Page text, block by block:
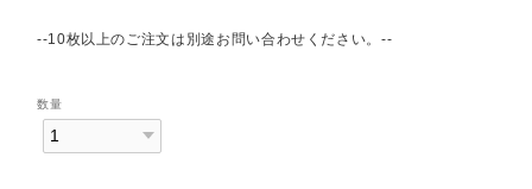
--10枚以上のご注文は別途お問い合わせください。--
数量